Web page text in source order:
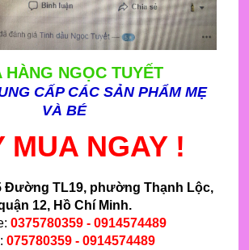
HÀNG NGỌC TUYẾT
CẤP CÁC SẢN PHẨM MẸ
VÀ BÉ
MUA NGAY !
Đường TL19, phường Thạnh Lộc,
12, Hồ Chí Minh.
0375780359 - 0914574489
075780359 - 0914574489